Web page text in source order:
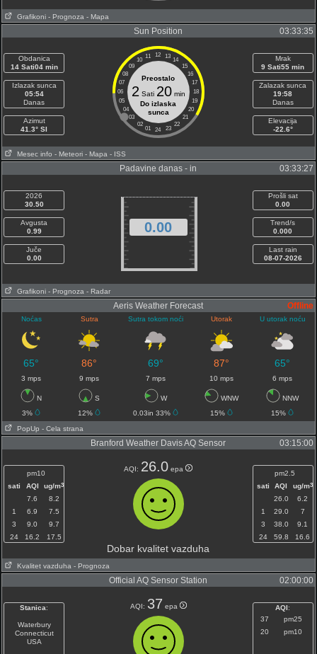
Grafikoni - Prognoza - Mapa
Sun Position 03:33:35
Obdanica
14 Sati04 min
Izlazak sunca
05:54
Danas
Azimut
41.3° SI
12
11 13
10
14
09
15
08
16
07
17
06
18
05
19
04
20
03
21
02
22
01 23
24
Preostalo
2 Sati 20min
Do izlaska
sunca
Mrak
9 Sati55 min
Zalazak sunca
19:58
Danas
Elevacija
-22.6°
Mesec info - Meteori - Mapa - ISS
Padavine danas - in 03:33:27
2026
30.50
Avgusta
0.99
Juče
0.00
0.00
Prošli sat
0.00
Trend/s
0.000
Last rain
08-07-2026
Grafikoni - Prognoza - Radar
Aeris Weather Forecast Offline
Noćas Sutra Sutra tokom noći Utorak U utorak noću
65° 86° 69° 87° 65°
3 mps 9 mps 7 mps 10 mps 6 mps
N S W WNW
NNW
3%
12% 0.03in 33% 15%
15%
PopUp - Cela strana
Branford Weather Davis AQ Sensor 03:15:00
pm10
sati
AQI ug/m3
7.6
8.2
1
6.9
7.5
3
9.0
9.7
24
16.2 17.5
AQI: 26.0 epa
pm2.5
sati
AQI ug/m3
26.0
6.2
1
29.0
7
3
38.0
9.1
24
59.8 16.6
Dobar kvalitet vazduha
Kvalitet vazduha - Prognoza
Official AQ Sensor Station 02:00:00
Stanica:
Waterbury
Connecticut
USA
AQI: 37 epa AQI:
37
pm25
20
pm10